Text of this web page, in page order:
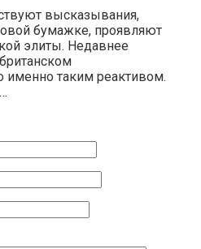
высказывания,
бумажке, проявляют
элиты. Недавнее
именно таким реактивом.